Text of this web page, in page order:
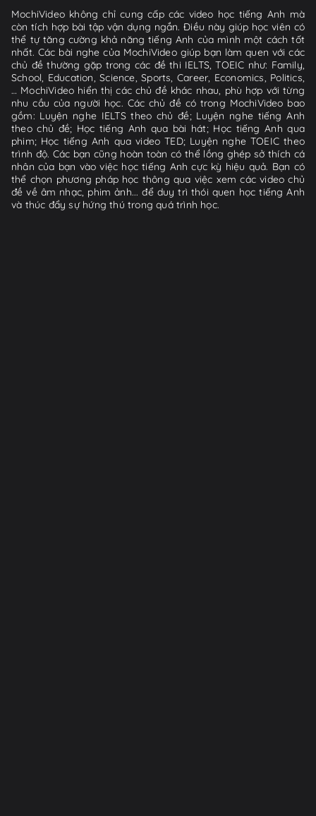
MochiVideo không chỉ cung cấp các video học tiếng Anh mà
còn tích hợp bài tập vận dụng ngắn. Điều này giúp học viên có
thể tự tăng cường khả năng tiếng Anh của mình một cách tốt
nhất. Các bài nghe của MochiVideo giúp bạn làm quen với các
chủ đề thường gặp trong các đề thi IELTS, TOEIC như: Family,
School, Education, Science, Sports, Career, Economics, Politics,
… MochiVideo hiển thị các chủ đề khác nhau, phù hợp với từng
nhu cầu của người học. Các chủ đề có trong MochiVideo bao
gồm: Luyện nghe IELTS theo chủ đề; Luyện nghe tiếng Anh
theo chủ đề; Học tiếng Anh qua bài hát; Học tiếng Anh qua
phim; Học tiếng Anh qua video TED; Luyện nghe TOEIC theo
trình độ. Các bạn cũng hoàn toàn có thể lồng ghép sở thích cá
nhân của bạn vào việc học tiếng Anh cực kỳ hiệu quả. Bạn có
thể chọn phương pháp học thông qua việc xem các video chủ
đề về âm nhạc, phim ảnh... để duy trì thói quen học tiếng Anh
và thúc đẩy sự hứng thú trong quá trình học.